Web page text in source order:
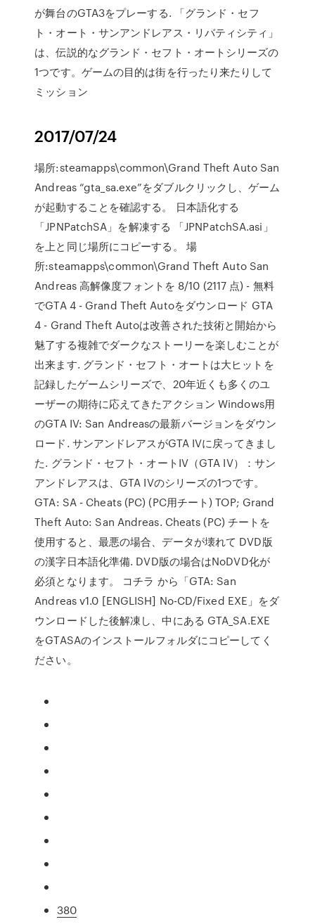
が舞台のGTA3をプレーする. 「グランド・セフ
ト・オート・サンアンドレアス・リバティシティ」
は、伝説的なグランド・セフト・オートシリーズの
1つです。ゲームの目的は街を行ったり来たりして
ミッション
2017/07/24
場所:steamapps\common\Grand Theft Auto San
Andreas “gta_sa.exe”をダブルクリックし、ゲーム
が起動することを確認する。 日本語化する
「JPNPatchSA」を解凍する 「JPNPatchSA.asi」
を上と同じ場所にコピーする。 場
所:steamapps\common\Grand Theft Auto San
Andreas 高解像度フォントを 8/10 (2117 点) - 無料
でGTA 4 - Grand Theft Autoをダウンロード GTA
4 - Grand Theft Autoは改善された技術と開始から
魅了する複雑でダークなストーリーを楽しむことが
出来ます. グランド・セフト・オートは大ヒットを
記録したゲームシリーズで、20年近くも多くのユ
ーザーの期待に応えてきたアクション Windows用
のGTA IV: San Andreasの最新バージョンをダウン
ロード. サンアンドレアスがGTA IVに戻ってきまし
た. グランド・セフト・オートIV（GTA IV）：サン
アンドレアスは、GTA IVのシリーズの1つです。
GTA: SA - Cheats (PC) (PC用チート) TOP; Grand
Theft Auto: San Andreas. Cheats (PC) チートを
使用すると、最悪の場合、データが壊れて DVD版
の漢字日本語化準備. DVD版の場合はNoDVD化が
必須となります。 コチラ から「GTA: San
Andreas v1.0 [ENGLISH] No-CD/Fixed EXE」をダ
ウンロードした後解凍し、中にある GTA_SA.EXE
をGTASAのインストールフォルダにコピーしてく
ださい。
380